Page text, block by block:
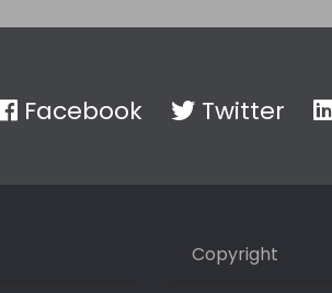
Facebook Twitter
Copyright